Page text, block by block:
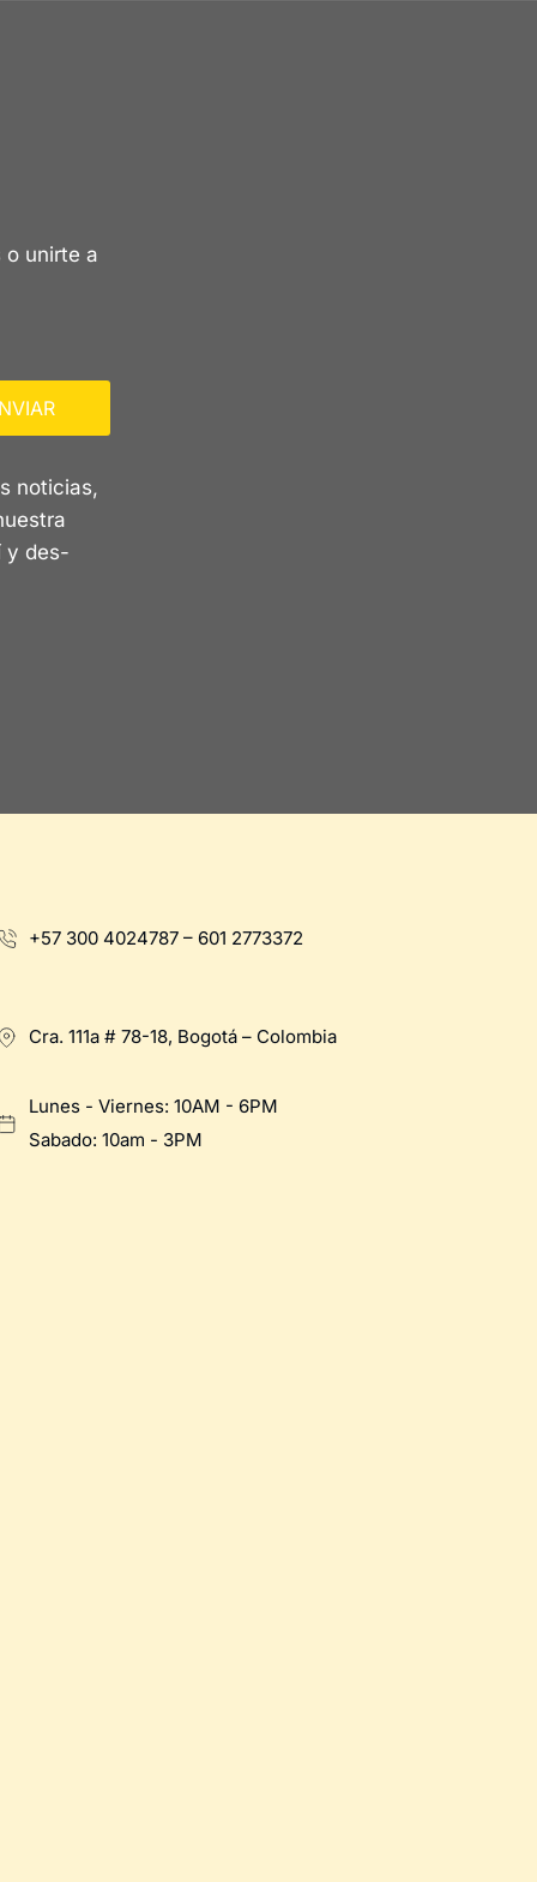
o unirte a
noticias,
y des-
+57 300 4024787 – 601 2773372
Cra. 111a # 78-18, Bogotá – Colombia
Lunes - Viernes: 10AM - 6PM
Sabado: 10am - 3PM